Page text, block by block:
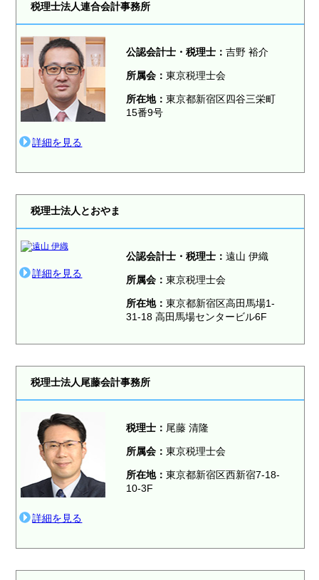
税理士法人連合会計事務所
詳細を見る
公認会計士・税理士：吉野 裕介
所属会：東京税理士会
所在地：東京都新宿区四谷三栄町
15番9号
税理士法人とおやま
詳細を見る
公認会計士・税理士：遠山 伊織
所属会：東京税理士会
所在地：東京都新宿区高田馬場1-
31-18 高田馬場センタービル6F
税理士法人尾藤会計事務所
詳細を見る
税理士： 尾藤 清隆
所属会：東京税理士会
所在地：東京都新宿区西新宿7-18-
10-3F